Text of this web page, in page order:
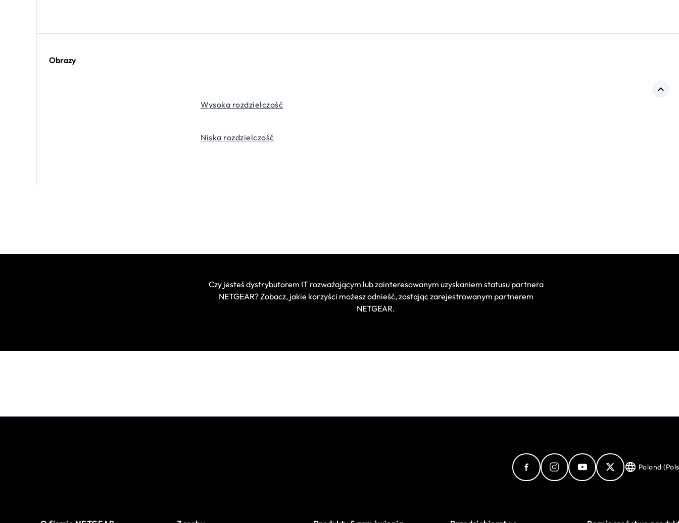
Obrazy
Wysoka rozdzielczość
Niska rozdzielczość
Czy jesteś dystrybutorem IT rozważającym lub zainteresowanym uzyskaniem statusu partnera
NETGEAR? Zobacz, jakie korzyści możesz odnieść, zostając zarejestrowanym partnerem
NETGEAR.
Poland